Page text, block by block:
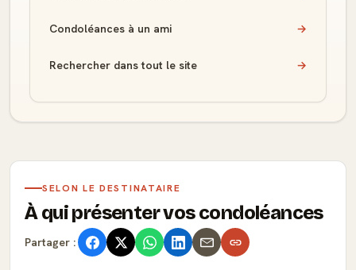
Condoléances à un ami →
Rechercher dans tout le site →
SELON LE DESTINATAIRE
À qui présenter vos condoléances
Partager :